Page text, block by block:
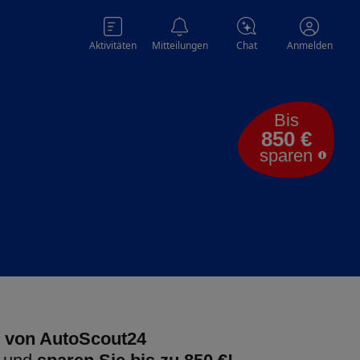
Aktivitäten Mitteilungen Chat Anmelden
Bis
850 €
sparen
von AutoScout24